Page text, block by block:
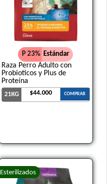
P 23% Estándar
Raza Perro Adulto con
Probioticos y Plus de
Proteína
21KG $44.000 COMPRAR
Esterilizados